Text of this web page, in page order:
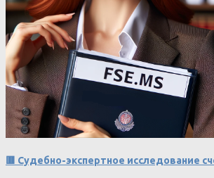
🟥 Судебно-экспертное исследование